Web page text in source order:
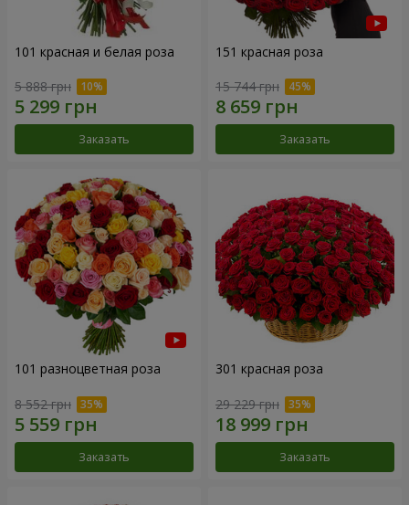
101 красная и белая роза
5 888 грн
Заказать
151 красная роза
15 744 грн
Заказать
101 разноцветная роза
8 552 грн
Заказать
301 красная роза
29 229 грн
Заказать